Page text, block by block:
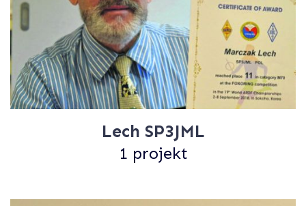
Lech SP3JML
1 projekt